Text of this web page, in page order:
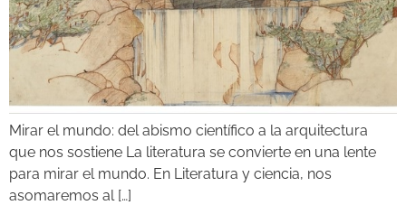
Mirar el mundo: del abismo científico a la arquitectura
que nos sostiene La literatura se convierte en una lente
para mirar el mundo. En Literatura y ciencia, nos
asomaremos al […]